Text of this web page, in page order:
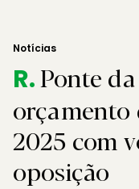
Notícias
R.Ponte
orçamento
2025 com
oposição